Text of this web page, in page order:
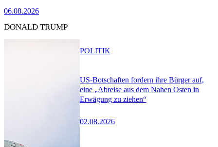
06.08.2026
DONALD TRUMP
US-Botschaften fordern ihre Bürger auf,
eine „Abreise aus dem Nahen Osten in
Erwägung zu ziehen“
02.08.2026
POLITIK